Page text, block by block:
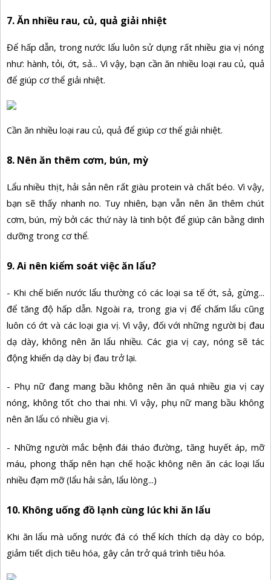
7. Ăn nhiều rau, củ, quả giải nhiệt
Để hấp dẫn, trong nước lẩu luôn sử dụng rất nhiều gia vị nóng
như: hành, tỏi, ớt, sả... Vì vậy, bạn cần ăn nhiều loại rau củ, quả
để giúp cơ thể giải nhiệt.
Cần ăn nhiều loại rau củ, quả để giúp cơ thể giải nhiệt.
8. Nên ăn thêm cơm, bún, mỳ
Lẩu nhiều thịt, hải sản nên rất giàu protein và chất béo. Vì vậy,
bạn sẽ thấy nhanh no. Tuy nhiên, bạn vẫn nên ăn thêm chút
cơm, bún, mỳ bởi các thứ này là tinh bột để giúp cân bằng dinh
dưỡng trong cơ thể.
9. Ai nên kiểm soát việc ăn lẩu?
- Khi chế biến nước lẩu thường có các loại sa tế ớt, sả, gừng...
để tăng độ hấp dẫn. Ngoài ra, trong gia vị để chấm lẩu cũng
luôn có ớt và các loại gia vị. Vì vậy, đối với những người bị đau
dạ dày, không nên ăn lẩu nhiều. Các gia vị cay, nóng sẽ tác
động khiến dạ dày bị đau trở lại.
- Phụ nữ đang mang bầu không nên ăn quá nhiều gia vị cay
nóng, không tốt cho thai nhi. Vì vậy, phụ nữ mang bầu không
nên ăn lẩu có nhiều gia vị.
- Những người mắc bệnh đái tháo đường, tăng huyết áp, mỡ
máu, phong thấp nên hạn chế hoặc không nên ăn các loại lẩu
nhiều đạm mỡ (lẩu hải sản, lẩu lòng...)
10. Không uống đồ lạnh cùng lúc khi ăn lẩu
Khi ăn lẩu mà uống nước đá có thể kích thích dạ dày co bóp,
giảm tiết dịch tiêu hóa, gây cản trở quá trình tiêu hóa.